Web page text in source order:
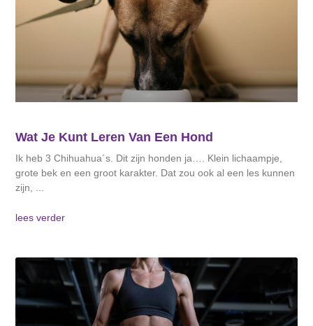
Wat Je Kunt Leren Van Een Hond
Ik heb 3 Chihuahua´s. Dit zijn honden ja…. Klein lichaampje,
grote bek en een groot karakter. Dat zou ook al een les kunnen
zijn,
lees verder